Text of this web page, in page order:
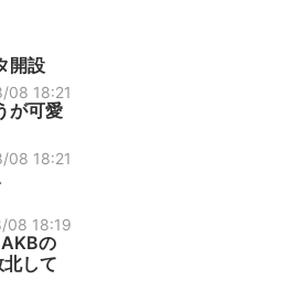
開設
08 18:21
が可愛
08 18:21
08 18:19
の
して